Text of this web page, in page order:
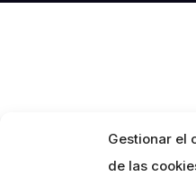
Gestionar el
de las